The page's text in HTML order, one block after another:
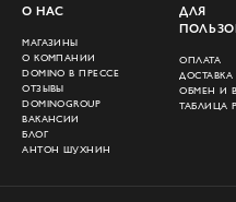
О НАС
МАГАЗИНЫ
О КОМПАНИИ
DOMINO В ПРЕССЕ
ОТЗЫВЫ
DOMINOGROUP
ВАКАНСИИ
БЛОГ
АНТОН ШУХНИН
ДЛЯ
ОПЛАТА
ДОСТАВКА
ОБМЕН И
ТАБЛИЦА